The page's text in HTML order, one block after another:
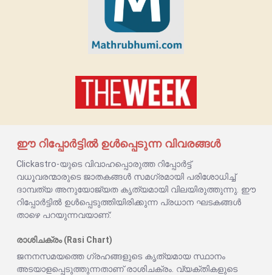
ഈ റിപ്പോർട്ടിൽ ഉൾപ്പെടുന്ന വിവരങ്ങൾ
Clickastro-യുടെ വിവാഹപ്പൊരുത്ത റിപ്പോർട്ട്
വധൂവരന്മാരുടെ ജാതകങ്ങൾ സമഗ്രമായി പരിശോധിച്ച്
ദാമ്പത്യ അനുയോജ്യത കൃത്യമായി വിലയിരുത്തുന്നു. ഈ
റിപ്പോർട്ടിൽ ഉൾപ്പെടുത്തിയിരിക്കുന്ന പ്രധാന ഘടകങ്ങൾ
താഴെ പറയുന്നവയാണ്:
രാശിചക്രം (Rasi Chart)
ജനനസമയത്തെ ഗ്രഹങ്ങളുടെ കൃത്യമായ സ്ഥാനം
അടയാളപ്പെടുത്തുന്നതാണ് രാശിചക്രം. വ്യക്തികളുടെ